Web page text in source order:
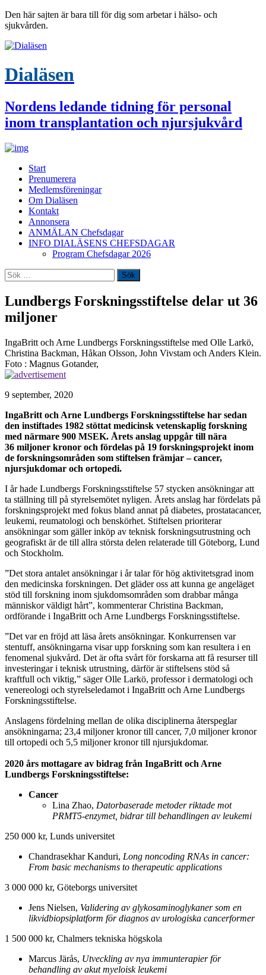
Den här sajten är bara till för dig som arbetar i hälso- och
sjukvården.
Dialäsen
Nordens ledande tidning för personal
inom transplantation och njursjukvård
Start
Prenumerera
Medlemsföreningar
Om Dialäsen
Kontakt
Annonsera
ANMÄLAN Chefsdagar
INFO DIALÄSENS CHEFSDAGAR
Program Chefsdagar 2026
Sök
efter:
Lundbergs Forskningsstiftelse delar ut 36
miljoner
IngaBritt och Arne Lundbergs Forskningsstiftelse med Olle Larkö,
Christina Backman, Håkan Olsson, John Vivstam och Anders Klein.
Foto : Magnus Gotander,
9 september, 2020
IngaBritt och Arne Lundbergs Forskningsstiftelse har sedan
den instiftades 1982 stöttat medicinsk vetenskaplig forskning
med närmare 900 MSEK. Årets anslag uppgår till nära
36 miljoner kronor och fördelas på 19 forskningsprojekt inom
de forskningsområden som stiftelsen främjar – cancer,
njursjukdomar och ortopedi.
I år hade Lundbergs Forskningsstiftelse 57 stycken ansökningar att
ta ställning till på styrelsemötet nyligen. Årets anslag har fördelats på
forsknings­projekt med fokus bland annat på diabetes, prostata­cancer,
leukemi, reumatologi och benskörhet. Stiftelsen prioriterar
ansökningar som gäller inköp av teknisk forskningsutrustning och
geografiskt är de till allra största delen relaterade till Göteborg, Lund
och Stockholm.
”Det stora antalet ansökningar i år talar för hög aktivitetsgrad inom
den medicinska forskningen. Det gläder oss att kunna ge angeläget
stöd till forskning inom sjukdomsområden som drabbar många
människor väldigt hårt”, kommenterar Christina Backman,
ordförande i IngaBritt och Arne Lundbergs Forskningsstiftelse.
”Det var en fröjd att läsa årets ansökningar. Konkurrensen var
stentuff, ansökningarna visar upp forskning som kan resultera i en
fenomenal sjukvård. Det är ofta svårt för forskarna att få resurser till
investeringar i teknisk utrustning, därför är stiftelsens stöd så
kraftfull och viktig,” säger Olle Larkö, professor i dermatologi och
venereologi och styrelseledamot i IngaBritt och Arne Lundbergs
Forskningsstiftelse.
Anslagens fördelning mellan de olika disciplinerna återspeglar
ansökningarna; 23,4 miljoner kronor till cancer, 7,0 miljoner kronor
till ortopedi och 5,5 miljoner kronor till njursjukdomar.
2020 års mottagare av bidrag från IngaBritt och Arne
Lundbergs Forskningsstiftelse:
Cancer
Lina Zhao, Datorbaserade metoder riktade mot
PRMT5-enzymet, bidrar till behandlingen av leukemi
250 000 kr, Lunds universitet
Chandrasekhar Kanduri, Long noncoding RNAs in cancer:
From basic mechanisms to therapeutic applications
3 000 000 kr, Göteborgs universitet
Jens Nielsen, Validering av glykosaminoglykaner som en
likvidbiopsiplatform för diagnos av urologiska cancerformer
1 500 000 kr, Chalmers tekniska högskola
Marcus Järås, Utveckling av nya immunterapier för
behandling av akut myeloisk leukemi